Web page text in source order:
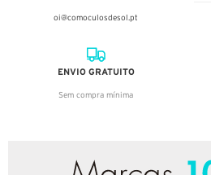
oi@comoculosdesol.pt
ENVIO GRATUITO
Sem compra mínima